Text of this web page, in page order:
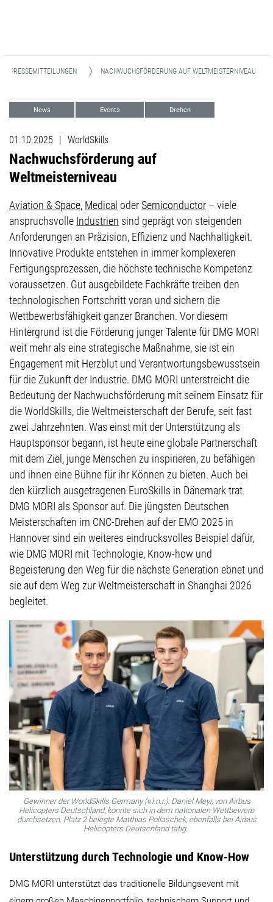
PRESSEMITTEILUNGEN NACHWUCHSFÖRDERUNG AUF WELTMEISTERNIVEAU
News Events Drehen
01.10.2025 | WorldSkills
Nachwuchsförderung auf
Weltmeisterniveau
Aviation & Space, Medical oderSemiconductor – viele
anspruchsvolle Industrien sind geprägt von steigenden
Anforderungen an Präzision, Effizienz und Nachhaltigkeit.
Innovative Produkte entstehen in immer komplexeren
Fertigungsprozessen, die höchste technische Kompetenz
voraussetzen. Gut ausgebildete Fachkräfte treiben den
technologischen Fortschritt voran und sichern die
Wettbewerbsfähigkeit ganzer Branchen. Vor diesem
Hintergrund ist die Förderung junger Talente für DMG MORI
weit mehr als eine strategische Maßnahme, sie ist ein
Engagement mit Herzblut und Verantwortungsbewusstsein
für die Zukunft der Industrie. DMG MORI unterstreicht die
Bedeutung der Nachwuchsförderung mit seinem Einsatz für
die WorldSkills, die Weltmeisterschaft der Berufe, seit fast
zwei Jahrzehnten. Was einst mit der Unterstützung als
Hauptsponsor begann, ist heute eine globale Partnerschaft
mit dem Ziel, junge Menschen zu inspirieren, zu befähigen
und ihnen eine Bühne für ihr Können zu bieten. Auch bei
den kürzlich ausgetragenen EuroSkills in Dänemark trat
DMG MORI als Sponsor auf. Die jüngsten Deutschen
Meisterschaften im CNC-Drehen auf der EMO 2025 in
Hannover sind ein weiteres eindrucksvolles Beispiel dafür,
wie DMG MORI mit Technologie, Know-how und
Begeisterung den Weg für die nächste Generation ebnet und
sie auf dem Weg zur Weltmeisterschaft in Shanghai 2026
begleitet.
Gewinner der WorldSkills Germany (v.l.n.r.): Daniel Meyr, von Airbus
Helicopters Deutschland, konnte sich in dem nationalen Wettbewerb
durchsetzen. Platz 2 belegte Matthias Pollaschek, ebenfalls bei Airbus
Helicopters Deutschland tätig.
Unterstützung durch Technologie und Know-How
DMG MORI unterstützt das traditionelle Bildungsevent mit